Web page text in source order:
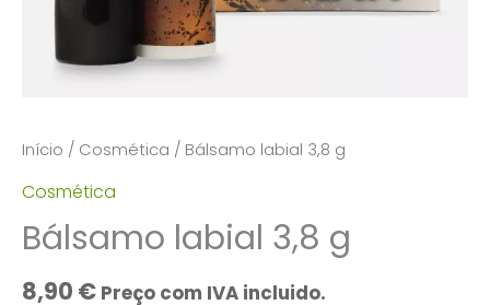
Início / Cosmética / Bálsamo labial 3,8 g
Cosmética
Bálsamo labial 3,8 g
8,90 € Preço com IVA incluido.